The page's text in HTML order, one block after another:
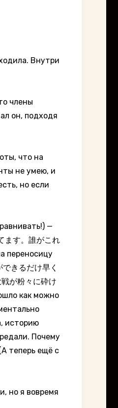
Внутри
члены
он, подходя
что на
не умею, и
но если
—
ます。誰がこれ
переносицу
きるだけ早く
が粉々に砕け
как можно
историю
Почему
теперь ещё с
но я вовремя